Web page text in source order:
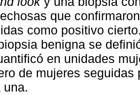
que
como positivo
benigna se
en unidades
de mujeres
una.